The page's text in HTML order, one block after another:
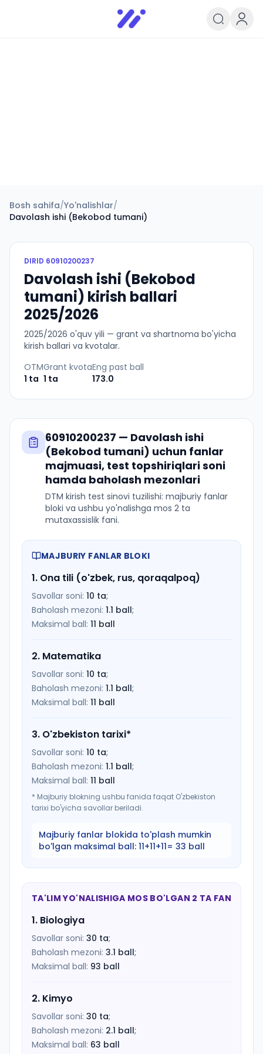
Infoedu
Ta&#039;lim xabarlari va
Bosh sahifa/Yo'nalishlar/
Davolash ishi (Bekobod tumani)
DIRID 60910200237
Davolash ishi (Bekobod
tumani) kirish ballari
2025/2026
2025/2026 o'quv yili — grant va shartnoma bo'yicha
kirish ballari va kvotalar.
OTM
1 ta
Grant kvota
1 ta
Eng past ball
173.0
60910200237 — Davolash ishi
(Bekobod tumani) uchun fanlar
majmuasi, test topshiriqlari soni
hamda baholash mezonlari
DTM kirish test sinovi tuzilishi: majburiy fanlar
bloki va ushbu yo'nalishga mos 2 ta
mutaxassislik fani.
MAJBURIY FANLAR BLOKI
1. Ona tili (o'zbek, rus, qoraqalpoq)
Savollar soni: 10 ta;
Baholash mezoni: 1.1 ball;
Maksimal ball: 11 ball
2. Matematika
Savollar soni: 10 ta;
Baholash mezoni: 1.1 ball;
Maksimal ball: 11 ball
3. O'zbekiston tarixi*
Savollar soni: 10 ta;
Baholash mezoni: 1.1 ball;
Maksimal ball: 11 ball
* Majburiy blokning ushbu fanida faqat O'zbekiston
tarixi bo'yicha savollar beriladi.
Majburiy fanlar blokida to'plash mumkin
bo'lgan maksimal ball: 11+11+11= 33 ball
TA'LIM YO'NALISHIGA MOS BO'LGAN 2 TA FAN
1. Biologiya
Savollar soni: 30 ta;
Baholash mezoni: 3.1 ball;
Maksimal ball: 93 ball
2. Kimyo
Savollar soni: 30 ta;
Baholash mezoni: 2.1 ball;
Maksimal ball: 63 ball